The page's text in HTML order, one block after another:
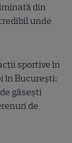
din
unde
sportive în
în București:
găsești
de